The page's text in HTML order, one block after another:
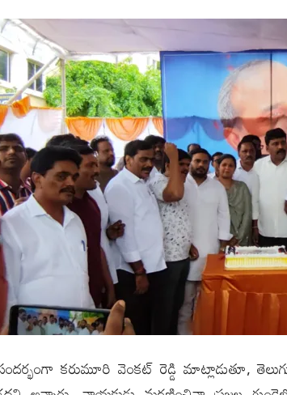
కరుమూరి వెంకట్ రెడ్డి మాట్లాడుతూ,